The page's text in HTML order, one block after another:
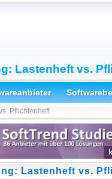
Lastenheft vs.
Pflichtenheft
Lastenheft vs.